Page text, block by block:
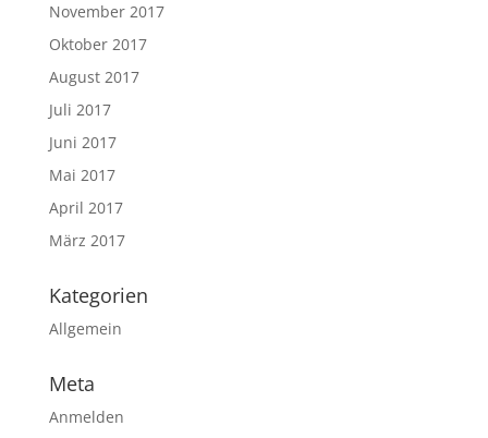
November 2017
Oktober 2017
August 2017
Juli 2017
Juni 2017
Mai 2017
April 2017
März 2017
Kategorien
Allgemein
Meta
Anmelden